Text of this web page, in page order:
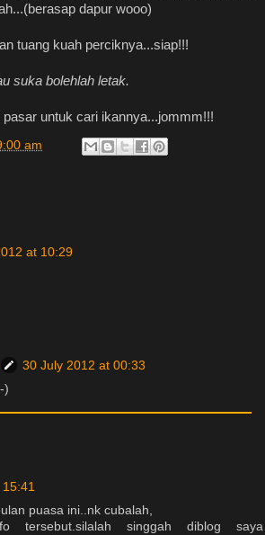
dapur wooo)
tuang kuah perciknya...siap!!!
suka bolehlah letak.
pasar untuk cari ikannya...jommm!!!
am
at 10:29
30 July 2012 at 00:33
)
15:41
puasa ini..nk cubalah,
tersebut.silalah singgah diblog saya